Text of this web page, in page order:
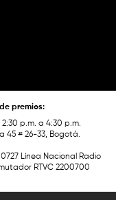
premios:
p.m. a 4:30 p.m.
45 # 26-33, Bogotá.
Línea Nacional Radio
RTVC 2200700